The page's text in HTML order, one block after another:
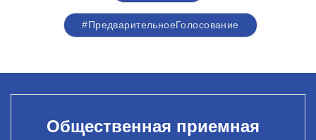
#ПредварительноеГолосование
Общественная приемная